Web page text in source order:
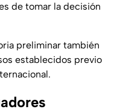
de tomar la decisión
preliminar también
establecidos previo